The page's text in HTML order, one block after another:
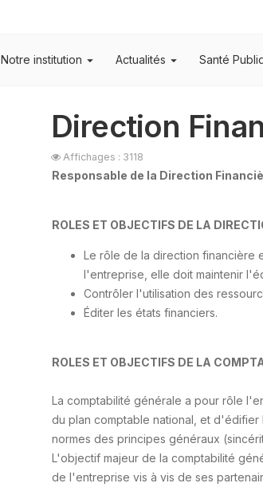
Notre institution Actualités Santé
Direction
Affichages : 3118
Responsable de la Direction
ROLES ET OBJECTIFS DE LA
Le rôle de la direction financière
l'entreprise, elle doit maintenir
Contrôler l'utilisation des
Éditer les états financiers.
ROLES ET OBJECTIFS DE LA
La comptabilité générale a pour rôle
du plan comptable national, et
normes des principes généraux
L'objectif majeur de la comptabilité
de l'entreprise vis à vis de ses